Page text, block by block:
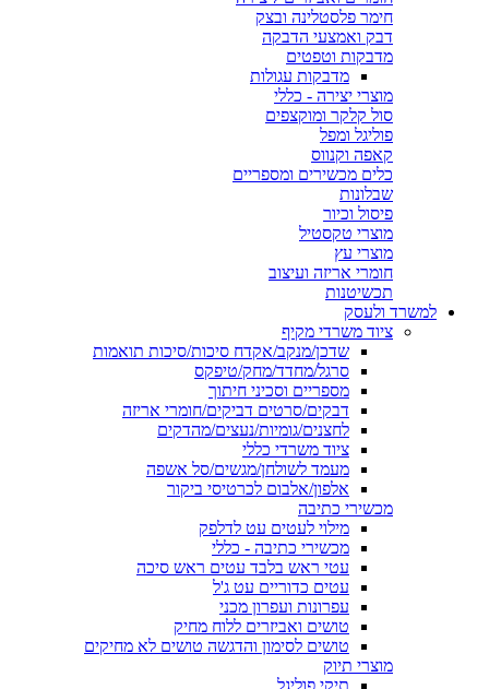
חימר פלסטלינה ובצק
דבק ואמצעי הדבקה
מדבקות וטפטים
מדבקות עגולות
מוצרי יצירה - כללי
סול קלקר ומוקצפים
פוליגל ומפל
קאפה וקנווס
כלים מכשירים ומספריים
שבלונות
פיסול וכיור
מוצרי טקסטיל
מוצרי עץ
חומרי אריזה ועיצוב
תכשיטנות
למשרד ולעסק
ציוד משרדי מקיף
שדכן/מנקב/אקדח סיכות/סיכות תואמות
סרגל/מחדד/מחק/טיפקס
מספריים וסכיני חיתוך
דבקים/סרטים דביקים/חומרי אריזה
לחצנים/גומיות/נעצים/מהדקים
ציוד משרדי כללי
מעמד לשולחן/מגשים/סל אשפה
אלפון/אלבום לכרטיסי ביקור
מכשירי כתיבה
מילוי לעטים עט לדלפק
מכשירי כתיבה - כללי
עטי ראש בלבד עטים ראש סיכה
עטים כדוריים עט ג'ל
עפרונות ועפרון מכני
טושים ואביזרים ללוח מחיק
טושים לסימון והדגשה טושים לא מחיקים
מוצרי תיוק
תיקי פוליגל